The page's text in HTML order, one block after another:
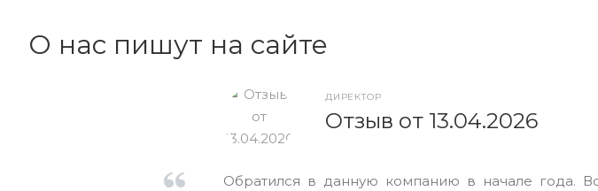
О нас пишут на сайте
ДИРЕКТОР
Отзыв от 13.04.2026
Обратился в данную компанию в начале года.